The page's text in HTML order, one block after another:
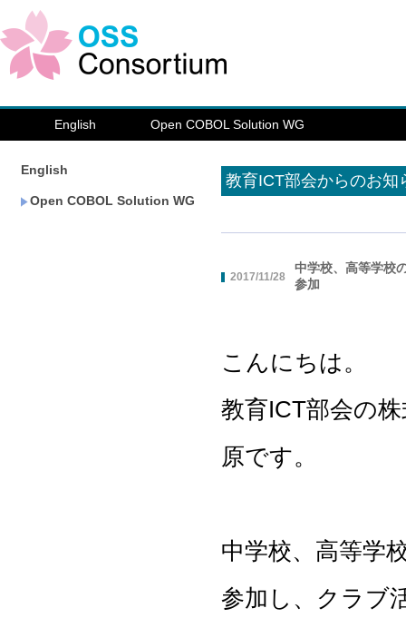
English Open COBOL Solution WG
English
Open COBOL Solution WG
教育ICT部会からのお知
2017/11/28
中学校、高等学校
参加
こんにちは。
教育ICT部会の
原です。
中学校、高等学
参加し、クラブ